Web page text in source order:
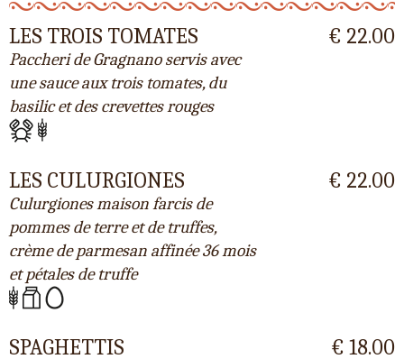
LES TROIS TOMATES
Paccheri de Gragnano servis avec
une sauce aux trois tomates, du
basilic et des crevettes rouges
€ 22.00
LES CULURGIONES
Culurgiones maison farcis de
pommes de terre et de truffes,
crème de parmesan affinée 36 mois
et pétales de truffe
€ 22.00
SPAGHETTIS € 18.00